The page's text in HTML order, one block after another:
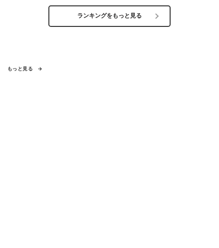
ランキングをもっと見る
もっと見る